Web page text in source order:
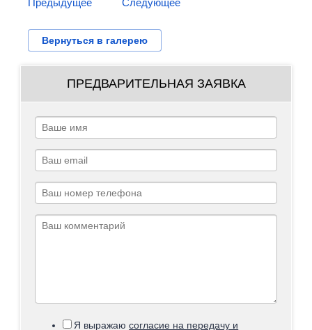
Предыдущее Следующее
Вернуться в галерею
ПРЕДВАРИТЕЛЬНАЯ ЗАЯВКА
Я выражаюсогласие на передачу и